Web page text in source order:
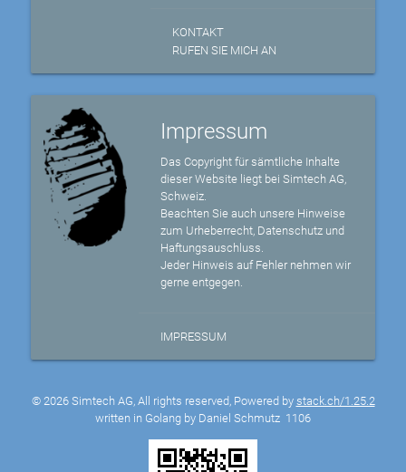
KONTAKT
RUFEN SIE MICH AN
Impressum
Das Copyright für sämtliche Inhalte
dieser Website liegt bei Simtech AG,
Schweiz.
Beachten Sie auch unsere Hinweise
zum Urheberrecht, Datenschutz und
Haftungsauschluss.
Jeder Hinweis auf Fehler nehmen wir
gerne entgegen.
IMPRESSUM
© 2026 Simtech AG, All rights reserved, Powered by stack.ch/1.25.2
written in Golang by Daniel Schmutz 1106